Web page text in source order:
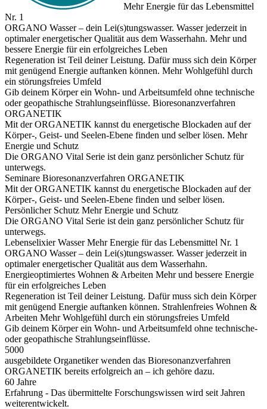
Mehr Energie für das Lebensmittel
Nr. 1
ORGANO Wasser – dein Lei(s)tungswasser. Wasser jederzeit in
optimaler energetischer Qualität aus dem Wasserhahn. Mehr und
bessere Energie für ein erfolgreiches Leben
Regeneration ist Teil deiner Leistung. Dafür muss sich dein Körper
mit genügend Energie auftanken können. Mehr Wohlgefühl durch
ein störungsfreies Umfeld
Gib deinem Körper ein Wohn- und Arbeitsumfeld ohne technische
oder geopathische Strahlungseinflüsse. Bioresonanzverfahren
ORGANETIK
Mit der ORGANETIK kannst du energetische Blockaden auf der
Körper-, Geist- und Seelen-Ebene finden und selber lösen. Mehr
Energie und Schutz
Die ORGANO Vital Serie ist dein ganz persönlicher Schutz für
unterwegs.
Seminare Bioresonanzverfahren ORGANETIK
Mit der ORGANETIK kannst du energetische Blockaden auf der
Körper-, Geist- und Seelen-Ebene finden und selber lösen.
Persönlicher Schutz Mehr Energie und Schutz
Die ORGANO Vital Serie ist dein ganz persönlicher Schutz für
unterwegs.
Lebenselixier Wasser Mehr Energie für das Lebensmittel Nr. 1
ORGANO Wasser – dein Lei(s)tungswasser. Wasser jederzeit in
optimaler energetischer Qualität aus dem Wasserhahn.
Energieoptimiertes Wohnen & Arbeiten Mehr und bessere Energie
für ein erfolgreiches Leben
Regeneration ist Teil deiner Leistung. Dafür muss sich dein Körper
mit genügend Energie auftanken können. Strahlenfreies Wohnen &
Arbeiten Mehr Wohlgefühl durch ein störungsfreies Umfeld
Gib deinem Körper ein Wohn- und Arbeitsumfeld ohne technische-
oder geopathische Strahlungseinflüsse.
5000
ausgebildete Organetiker wenden das Bioresonanzverfahren
ORGANETIK bereits erfolgreich an – ich gehöre dazu.
60 Jahre
Erfahrung - Das übermittelte Forschungswissen wird seit Jahren
weiterentwickelt.